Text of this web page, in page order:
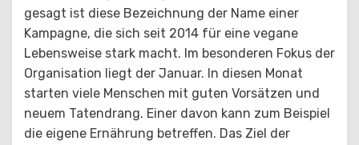
gesagt ist diese Bezeichnung der Name einer
Kampagne, die sich seit 2014 für eine vegane
Lebensweise stark macht. Im besonderen Fokus der
Organisation liegt der Januar. In diesen Monat
starten viele Menschen mit guten Vorsätzen und
neuem Tatendrang. Einer davon kann zum Beispiel
die eigene Ernährung betreffen. Das Ziel der